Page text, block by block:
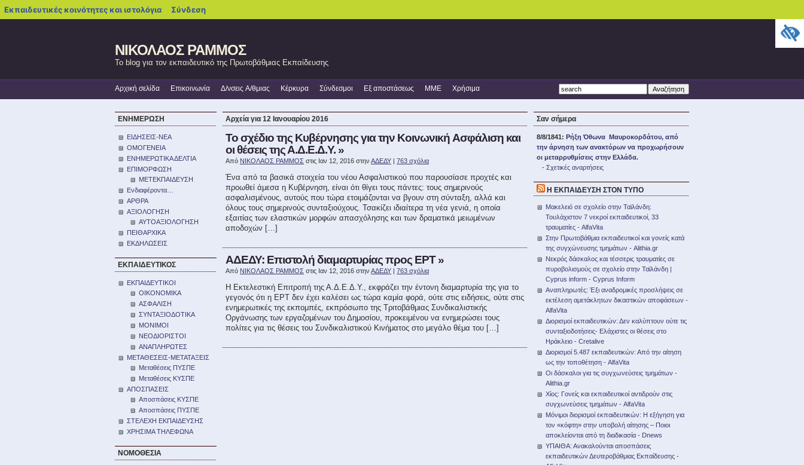
Εκπαιδευτικές κοινότητες και ιστολόγια blogs.sch.gr
Σύνδεση
ΝΙΚΟΛΑΟΣ ΡΑΜΜΟΣ
Το blog για τον εκπαιδευτικό της Πρωτοβάθμιας Εκπαίδευσης
Αρχική σελίδα Επικοινωνία Δ/νσεις A/θμιας Κέρκυρα Σύνδεσμοι Εξ αποστάσεως ΜΜΕ Χρήσιμα
ΕΝΗΜΕΡΩΣΗ
ΕΙΔΗΣΕΙΣ-ΝΕΑ
ΟΜΟΓΕΝΕΙΑ
ΕΝΗΜΕΡΩΤΙΚΑ ΔΕΛΤΙΑ
ΕΠΙΜΟΡΦΩΣΗ
ΜΕΤΕΚΠΑΙΔΕΥΣΗ
Ενδιαφέροντα…
ΑΡΘΡΑ
ΑΞΙΟΛΟΓΗΣΗ
ΑΥΤΟΑΞΙΟΛΟΓΗΣΗ
ΠΕΙΘΑΡΧΙΚΑ
ΕΚΔΗΛΩΣΕΙΣ
ΕΚΠΑΙΔΕΥΤΙΚΟΣ
ΕΚΠΑΙΔΕΥΤΙΚΟΙ
ΟΙΚΟΝΟΜΙΚΑ
ΑΣΦΑΛΙΣΗ
ΣΥΝΤΑΞΙΟΔΟΤΙΚΑ
ΜΟΝΙΜΟΙ
ΝΕΟΔΙΟΡΙΣΤΟΙ
ΑΝΑΠΛΗΡΩΤΕΣ
ΜΕΤΑΘΕΣΕΙΣ-ΜΕΤΑΤΑΞΕΙΣ
Μεταθέσεις ΠΥΣΠΕ
Μεταθέσεις ΚΥΣΠΕ
ΑΠΟΣΠΑΣΕΙΣ
Αποσπάσεις ΚΥΣΠΕ
Αποσπάσεις ΠΥΣΠΕ
ΣΤΕΛΕΧΗ ΕΚΠΑΙΔΕΥΣΗΣ
ΧΡΗΣΙΜΑ ΤΗΛΕΦΩΝΑ
ΝΟΜΟΘΕΣΙΑ
Αρχεία για 12 Ιανουαρίου 2016
Το σχέδιο της Κυβέρνησης για την Kοινωνική Aσφάλιση και
οι θέσεις της Α.Δ.Ε.Δ.Υ. »
Από ΝΙΚΟΛΑΟΣ ΡΑΜΜΟΣ στις Ιαν 12, 2016 στην ΑΔΕΔΥ | 763 σχόλια
Ένα από τα βασικά στοιχεία του νέου Ασφαλιστικού που παρουσίασε προχτές και
προωθεί άμεσα η Κυβέρνηση, είναι ότι θίγει τους πάντες: τους σημερινούς
ασφαλισμένους, αυτούς που τώρα ετοιμάζονται να βγουν στη σύνταξη, αλλά και
όλους τους σημερινούς συνταξιούχους. Τσακίζει ιδιαίτερα τη νέα γενιά, η οποία
εξαιτίας των ελαστικών μορφών απασχόλησης και των δραματικά μειωμένων
αποδοχών […]
ΑΔΕΔΥ: Επιστολή διαμαρτυρίας προς ΕΡΤ »
Από ΝΙΚΟΛΑΟΣ ΡΑΜΜΟΣ στις Ιαν 12, 2016 στην ΑΔΕΔΥ | 763 σχόλια
Η Εκτελεστική Επιτροπή της Α.Δ.Ε.Δ.Υ., εκφράζει την έντονη διαμαρτυρία της για το
γεγονός ότι η ΕΡΤ δεν έχει καλέσει ως τώρα καμία φορά, ούτε στις ειδήσεις, ούτε στις
ενημερωτικές της εκπομπές, εκπρόσωπο της Τριτοβάθμιας Συνδικαλιστικής
Οργάνωσης των εργαζομένων του Δημοσίου, προκειμένου να ενημερώσει τους
πολίτες για τις θέσεις του Συνδικαλιστικού Κινήματος στο μεγάλο θέμα του […]
Σαν σήμερα
8/8/1841: Ρήξη Όθωνα  Μαυροκορδάτου, από
την άρνηση των ανακτόρων να προχωρήσουν
οι μεταρρυθμίσεις στην Ελλάδα.
- Σχετικές αναρτήσεις
H ΕΚΠΑΙΔΕΥΣΗ ΣΤΟΝ ΤΥΠΟ
Μακελειό σε σχολείο στην Ταϊλάνδη:
Τουλάχιστον 7 νεκροί εκπαιδευτικοί, 33
τραυματίες - AlfaVita
Στην Πρωτοβάθμια εκπαιδευτικοί και γονείς κατά
της συγχώνευσης τμημάτων - Alithia.gr
Νεκρός δάσκαλος και τέσσερις τραυματίες σε
πυροβολισμούς σε σχολείο στην Ταϊλάνδη |
Cyprus inform - Cyprus Inform
Αναπληρωτές: Έξι αναδρομικές προσλήψεις σε
εκτέλεση αμετάκλητων δικαστικών αποφάσεων -
AlfaVita
Διορισμοί εκπαιδευτικών: Δεν καλύπτουν ούτε τις
συνταξιοδοτήσεις- Ελάχιστες οι θέσεις στο
Ηράκλειο - Cretalive
Διορισμοί 5.487 εκπαιδευτικών: Από την αίτηση
ως την τοποθέτηση - AlfaVita
Οι δάσκαλοι για τις συγχωνεύσεις τμημάτων -
Alithia.gr
Χίος: Γονείς και εκπαιδευτικοί αντιδρούν στις
συγχωνεύσεις τμημάτων - AlfaVita
Μόνιμοι διορισμοί εκπαιδευτικών: Η εξήγηση για
τον «κόφτη» στην υποβολή αίτησης – Ποιοι
αποκλείονται από τη διαδικασία - Dnews
ΥΠΑΙΘΑ: Ανακαλούνται αποσπάσεις
εκπαιδευτικών Δευτεροβάθμιας Εκπαίδευσης -